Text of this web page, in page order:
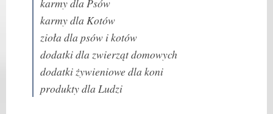
karmy dla Kotów
zioła dla psów i kotów
dodatki dla zwierząt domowych
dodatki żywieniowe dla koni
produkty dla Ludzi